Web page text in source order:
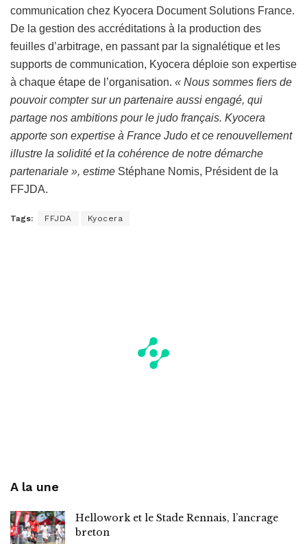
communication chez Kyocera Document Solutions France.
De la gestion des accréditations à la production des
feuilles d’arbitrage, en passant par la signalétique et les
supports de communication, Kyocera déploie son expertise
à chaque étape de l’organisation. « Nous sommes fiers de
pouvoir compter sur un partenaire aussi engagé, qui
partage nos ambitions pour le judo français. Kyocera
apporte son expertise à France Judo et ce renouvellement
illustre la solidité et la cohérence de notre démarche
partenariale », estime Stéphane Nomis, Président de la
FFJDA.
Tags: FFJDA Kyocera
A la une
Hellowork et le Stade Rennais, l’ancrage
breton